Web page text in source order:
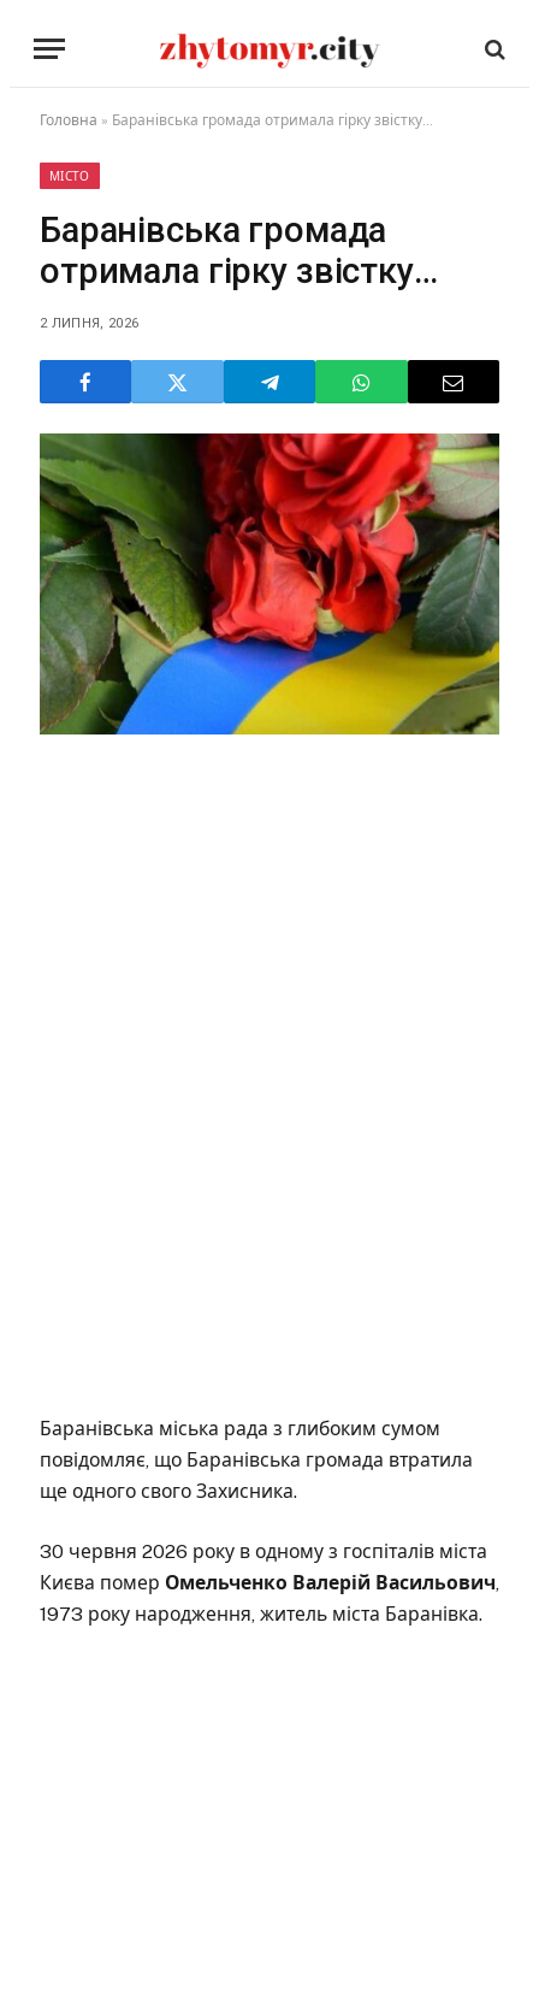
Головна » Баранівська громада отримала гірку звістку…
МІСТО
Баранівська громада
отримала гірку звістку…
2 ЛИПНЯ, 2026
Баранівська міська рада з глибоким сумом
повідомляє, що Баранівська громада втратила
ще одного свого Захисника.
30 червня 2026 року в одному з госпіталів міста
Києва помер Омельченко Валерій Васильович,
1973 року народження, житель міста Баранівка.